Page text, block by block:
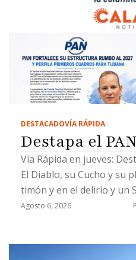
DESTACADOVÍA RÁPIDA
Destapa el
Vía Rápida en jueves:
El Diablo, su Cucho y su
timón y en el delirio y un
Chicali
Agosto 6, 2026